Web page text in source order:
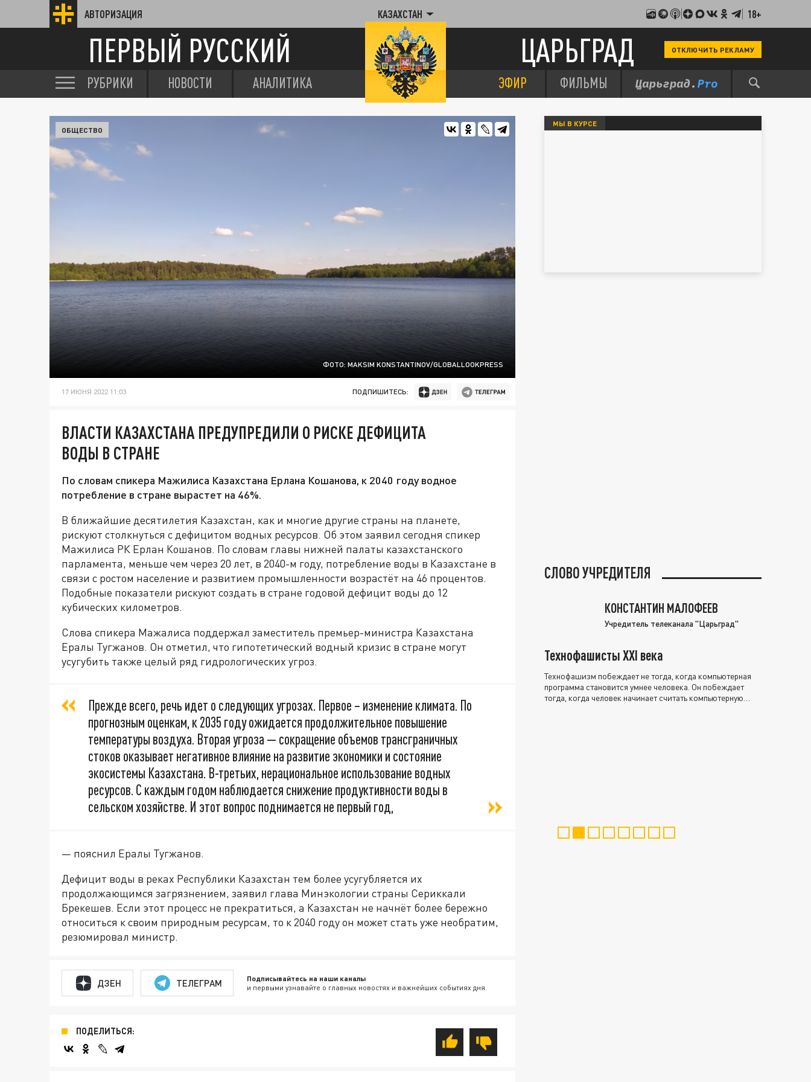
АВТОРИЗАЦИЯ КАЗАХСТАН 18+
ПЕРВЫЙ РУССКИЙ ЦАРЬГРАД ОТКЛЮЧИТЬ РЕКЛАМУ
РУБРИКИ НОВОСТИ АНАЛИТИКА ЭФИР ФИЛЬМЫ
ФОТО: MAKSIM KONSTANTINOV/GLOBALLOOKPRESS
ОБЩЕСТВО
17 ИЮНЯ 2022 11:03 ПОДПИШИТЕСЬ:
ВЛАСТИ КАЗАХСТАНА ПРЕДУПРЕДИЛИ О РИСКЕ ДЕФИЦИТА
ВОДЫ В СТРАНЕ
По словам спикера Мажилиса Казахстана Ерлана Кошанова, к 2040 году водное
потребление в стране вырастет на 46%.
В ближайшие десятилетия Казахстан, как и многие другие страны на планете,
рискуют столкнуться с дефицитом водных ресурсов. Об этом заявил сегодня спикер
Мажилиса РК Ерлан Кошанов. По словам главы нижней палаты казахстанского
парламента, меньше чем через 20 лет, в 2040-м году, потребление воды в Казахстане в
связи с ростом население и развитием промышленности возрастёт на 46 процентов.
Подобные показатели рискуют создать в стране годовой дефицит воды до 12
кубических километров.
Слова спикера Мажалиса поддержал заместитель премьер-министра Казахстана
Ералы Тугжанов. Он отметил, что гипотетический водный кризис в стране могут
усугубить также целый ряд гидрологических угроз.
Прежде всего, речь идет о следующих угрозах. Первое – изменение климата. По
прогнозным оценкам, к 2035 году ожидается продолжительное повышение
температуры воздуха. Вторая угроза — сокращение объемов трансграничных
стоков оказывает негативное влияние на развитие экономики и состояние
экосистемы Казахстана. В-третьих, нерациональное использование водных
ресурсов. С каждым годом наблюдается снижение продуктивности воды в
сельском хозяйстве. И этот вопрос поднимается не первый год,
— пояснил Ералы Тугжанов.
Дефицит воды в реках Республики Казахстан тем более усугубляется их
продолжающимся загрязнением, заявил глава Минэкологии страны Сериккали
Брекешев. Если этот процесс не прекратиться, а Казахстан не начнёт более бережно
относиться к своим природным ресурсам, то к 2040 году он может стать уже необратим,
резюмировал министр.
ДЗЕН ТЕЛЕГРАМ Подписывайтесь на наши каналы
и первыми узнавайте о главных новостях и важнейших событиях дня.
ПОДЕЛИТЬСЯ:
МЫ В КУРСЕ
СЛОВО УЧРЕДИТЕЛЯ
КОНСТАНТИН МАЛОФЕЕВ
Учредитель телеканала "Царьград"
Технофашисты XXI века
Технофашизм побеждает не тогда, когда компьютерная
программа становится умнее человека. Он побеждает
тогда, когда человек начинает считать компьютерную